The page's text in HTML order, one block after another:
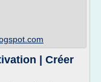
| Créer